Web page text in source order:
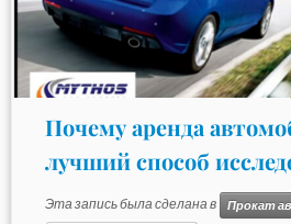
Почему аренда
лучший способ
Эта запись была сделана в Прокат